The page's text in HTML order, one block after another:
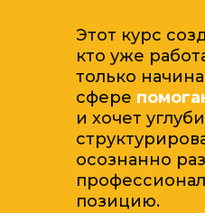
Этот курс
кто уже
только
сфере
и хочет
осознанно
позицию.